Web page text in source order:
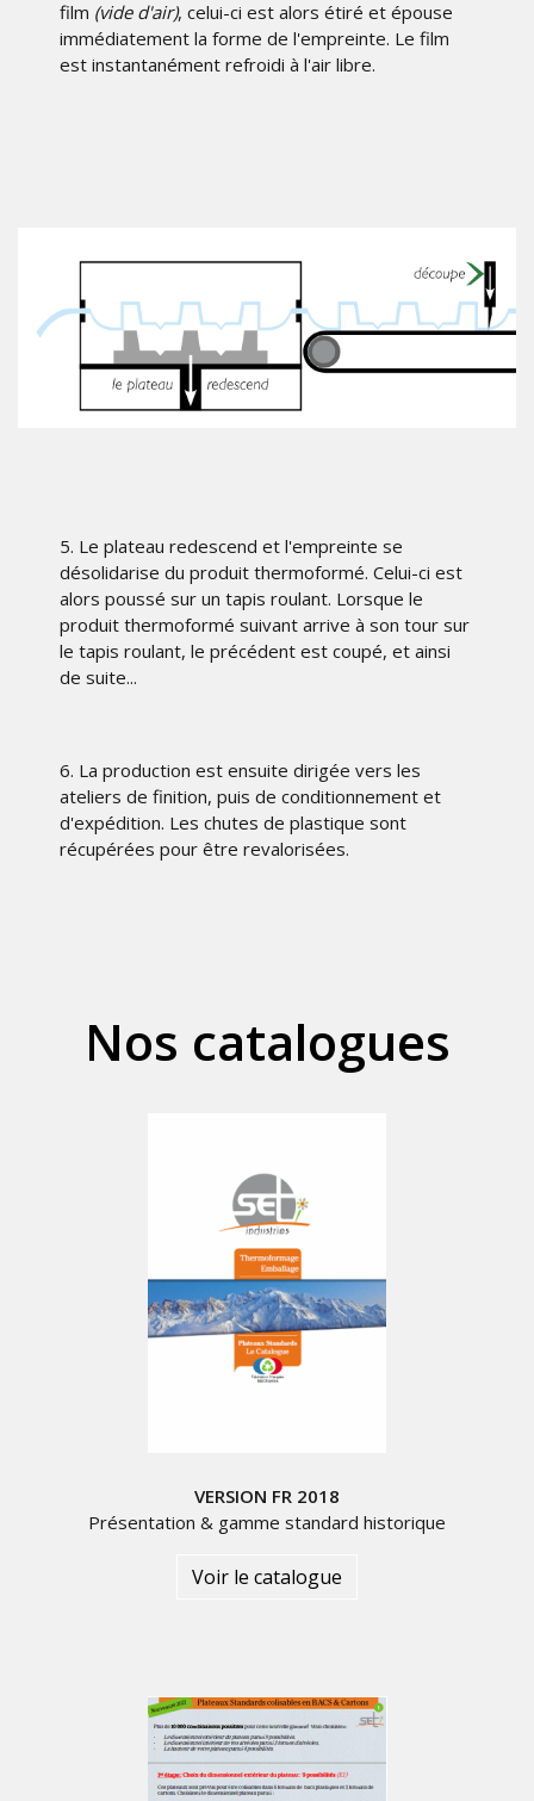
film (vide d'air), celui-ci est alors étiré et épouse
immédiatement la forme de l'empreinte. Le film
est instantanément refroidi à l'air libre.
5. Le plateau redescend et l'empreinte se
désolidarise du produit thermoformé. Celui-ci est
alors poussé sur un tapis roulant. Lorsque le
produit thermoformé suivant arrive à son tour sur
le tapis roulant, le précédent est coupé, et ainsi
de suite...
6. La production est ensuite dirigée vers les
ateliers de finition, puis de conditionnement et
d'expédition. Les chutes de plastique sont
récupérées pour être revalorisées.
Nos catalogues
VERSION FR 2018
Présentation & gamme standard historique
Voir le catalogue